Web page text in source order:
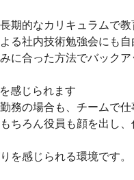
期的なカリキュラムで
る社内技術勉強会にも自
に合った方法でバックア
感じられます
務の場合も、チームで
ちろん役員も顔を出し
を感じられる環境です。